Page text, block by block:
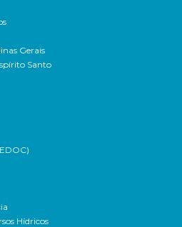
Gerais
Santo
Hídricos